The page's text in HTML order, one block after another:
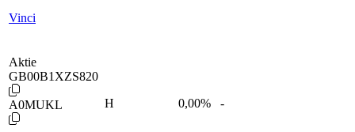
Vinci
Aktie
GB00B1XZS820
A0MUKL H 0,00% -